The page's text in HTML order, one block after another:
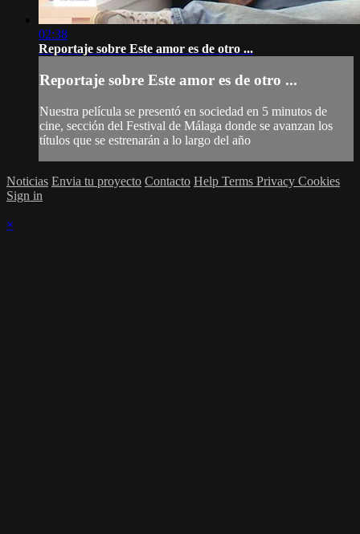
02:38
Reportaje sobre Este amor es de otro ...
Reportaje sobre Este amor es de otro ...
Nuestra película se presentó en sociedad en 5 minutos de
cine, sección del Festival de Málaga donde se avanzan los
títulos que se estrenarán a lo largo del año
Noticias Envia tu proyecto Contacto Help Terms Privacy Cookies
Sign in
×